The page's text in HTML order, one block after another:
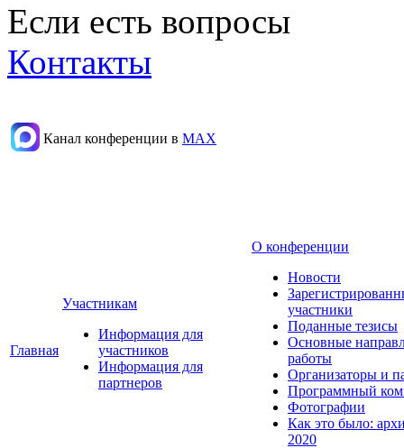
Если есть вопросы
Контакты
Канал конференции в МАХ
Главная
Участникам
Информация для
участников
Информация для
партнеров
О конференции
Новости
участники
Поданные тезисы
Основные
работы
Организаторы и
Программный
Фотографии
Как это было:
2020